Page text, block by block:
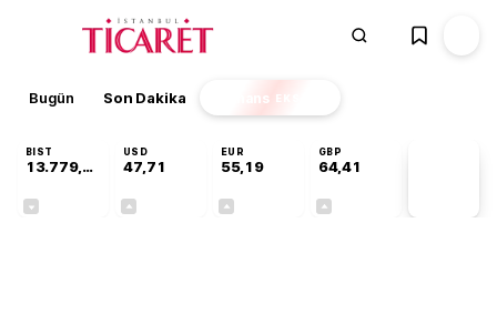
Bugün Son Dakika Finans EKSTRA
BIST
13.779,39
USD
47,71
EUR
55,19
GBP
64,41